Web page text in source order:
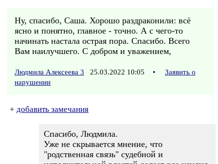
Ну, спасибо, Саша. Хорошо раздраконили: всё
ясно и понятно, главное - точно. А с чего-то
начинать настала острая пора. Спасибо. Всего
Вам наилучшего. С добром и уважением,
Людмила Алексеева 3 25.03.2022 10:05 •
Заявить о
нарушении
+ добавить замечания
Спасибо, Людмила.
Уже не скрывается мнение, что
"родственная связь" судебной и